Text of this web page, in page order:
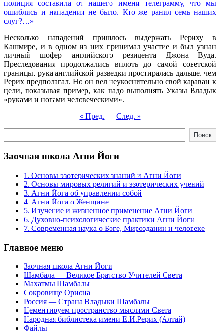
полиция составила от нашего имени телеграмму, что мы
ошиблись и нападения не было. Кто же ранил семь наших
слуг?…»
Несколько нападений пришлось выдержать Рериху в
Кашмире, и в одном из них принимал участие и был узнан
личный шофер английского резидента Джона Вуда.
Преследования продолжались вплоть до самой советской
границы, рука английской разведки простиралась дальше, чем
Рерих предполагал. Но он вел неукоснительно свой караван к
цели, показывая пример, как надо выполнять Указы Владык
«руками и ногами человеческими».
« Пред. — След. »
Поиск
Заочная школа Агни Йоги
1. Основы эзотерических знаний и Агни Йоги
2. Основы мировых религий и эзотерических учений
3. Агни Йога об управлении собой
4. Агни Йога о Женщине
5. Изучение и жизненное применение Агни Йоги
6. Духовно-психологические практики Агни Йоги
7. Современная наука о Боге, Мироздании и человеке
Главное меню
Заочная школа Агни Йоги
Шамбала — Великое Братство Учителей Света
Махатмы Шамбалы
Сокровище Ориона
Россия — Страна Владыки Шамбалы
Цементируем пространство мыслями Света
Народная библиотека имени Е.И.Рерих (Алтай)
Файлы